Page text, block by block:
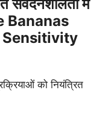
संवेदनशीलता में
Bananas
Sensitivity
को नियंत्रित